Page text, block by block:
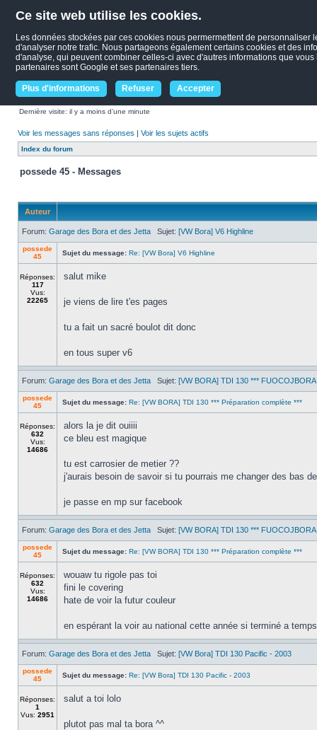
Ce site web utilise les cookies.
Les données stockées par ces cookies nous permermettent de
d'analyser notre trafic. Nous partageons également certains cookies et des
d'analyse, qui peuvent combiner celles-ci avec d'autres informations que
partenaires sont Google et ses partenaires tiers.
Plus d'informations Refuser Accepter
Dernière visite: il y a moins d’une minute
Voir les messages sans réponses | Voir les sujets actifs
Index du forum
possede 45 - Messages
Auteur
Forum: Garage des Bora et des Jetta Sujet: [VW Bora] V6 Highline
possede
45
Sujet du message: Re: [VW Bora] V6 Highline
Réponses:
117
Vus:
22265
salut mike
je viens de lire t'es pages
tu a fait un sacré boulot dit donc
en tous super v6
Forum: Garage des Bora et des Jetta Sujet: [VW BORA] TDI 130 ***
possede
45
Sujet du message: Re: [VW BORA] TDI 130 *** Préparation complète ***
Réponses:
632
Vus:
14686
alors la je dit ouiiii
ce bleu est magique
tu est carrosier de metier ??
j'aurais besoin de savoir si tu pourrais me changer des bas
je passe en mp sur facebook
Forum: Garage des Bora et des Jetta Sujet: [VW BORA] TDI 130 ***
possede
45
Sujet du message: Re: [VW BORA] TDI 130 *** Préparation complète ***
Réponses:
632
Vus:
14686
wouaw tu rigole pas toi
fini le covering
hate de voir la futur couleur
en espérant la voir au national cette année si terminé a temps
Forum: Garage des Bora et des Jetta Sujet: [VW Bora] TDI 130 Pacific - 2003
possede
45
Sujet du message: Re: [VW Bora] TDI 130 Pacific - 2003
Réponses:
1
Vus: 2951
salut a toi lolo
plutot pas mal ta bora ^^